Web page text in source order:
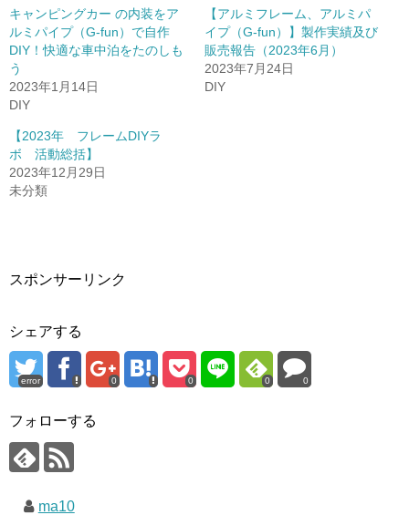
キャンピングカー の内装をア
ルミパイプ（G-fun）で自作
DIY！快適な車中泊をたのしも
う
2023年1月14日
DIY
【アルミフレーム、アルミパ
イプ（G-fun）】製作実績及び
販売報告（2023年6月）
2023年7月24日
DIY
【2023年 フレームDIYラ
ボ 活動総括】
2023年12月29日
未分類
スポンサーリンク
シェアする
error 0 0 0 0
フォローする
ma10